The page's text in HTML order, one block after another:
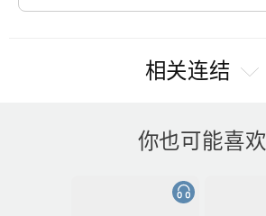
相关连结
你也可能喜欢